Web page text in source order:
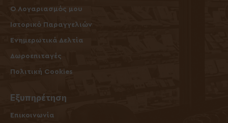
O Λογαριασμός μου
Ιστορικό Παραγγελιών
Ενημερωτικά Δελτία
Δωροεπιταγές
Πολιτική Cookies
Εξυπηρέτηση
Επικοινωνία